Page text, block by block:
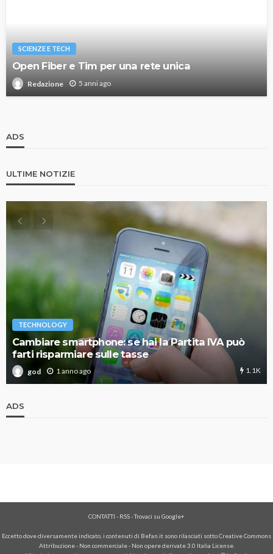
SCIENZE E TECH
Open Fiber e Tim per una rete unica
Redazione 5 anni ago
ADS
ULTIME NOTIZIE
TECHNOLOGY
Cambiare smartphone: se hai la Partita IVA può
farti risparmiare sulle tasse
god 1 anno ago 1.1K
ADS
CONTATTI - RSS-Trovaci su Google+
Eccetto dove diversamente indicato, i contenuti di Befan.it sono rilasciati sotto Creative Commons
Attribuzione - Non commerciale - Non opere derivate 3.0 Italia License.